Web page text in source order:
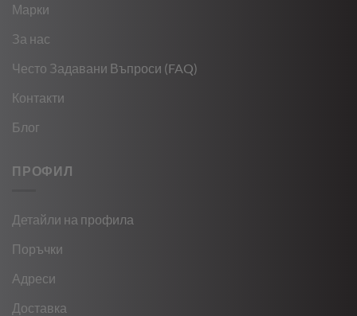
Марки
За нас
Често Задавани Въпроси (FAQ)
Контакти
Блог
ПРОФИЛ
Детайли на профила
Поръчки
Адреси
Доставка